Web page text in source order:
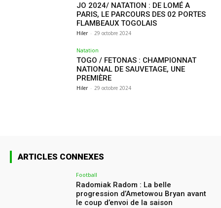
JO 2024/ NATATION : DE LOMÉ A
PARIS, LE PARCOURS DES 02 PORTES
FLAMBEAUX TOGOLAIS
Hiler - 29 octobre 2024
Natation
TOGO / FETONAS : CHAMPIONNAT
NATIONAL DE SAUVETAGE, UNE
PREMIÈRE
Hiler - 29 octobre 2024
ARTICLES CONNEXES
Football
Radomiak Radom : La belle
progression d’Ametowou Bryan avant
le coup d’envoi de la saison